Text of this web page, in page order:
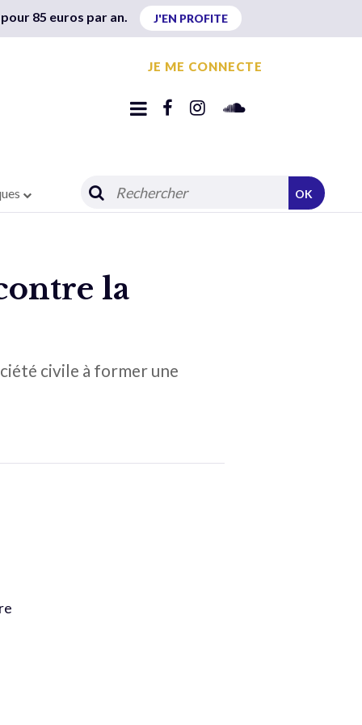
85 euros par an. J'EN PROFITE
JE ME CONNECTE
OK
la
civile à former une